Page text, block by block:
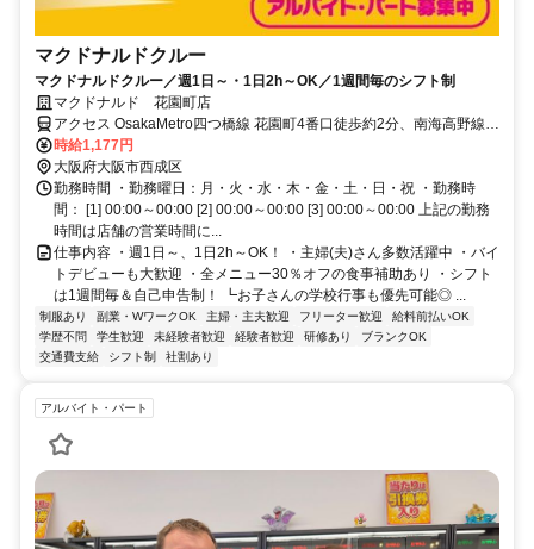
マクドナルドクルー
マクドナルドクルー／週1日～・1日2h～OK／1週間毎のシフト制
マクドナルド 花園町店
アクセス OsakaMetro四つ橋線 花園町4番口徒歩約2分、南海高野線
萩ノ茶屋徒歩約8分、阪堺電気軌道阪堺線 今船徒歩約10分 花園町 [高
速電気軌道第3号線] 萩ノ茶屋 [南海高野線] 今船 [阪堺電軌阪堺線] 西天
下茶屋 [南海汐見橋線] 今池 [阪堺電軌阪堺線]
時給1,177円
大阪府大阪市西成区
勤務時間 ・勤務曜日：月・火・水・木・金・土・日・祝 ・勤務時
間： [1] 00:00～00:00 [2] 00:00～00:00 [3] 00:00～00:00 上記の勤務
時間は店舗の営業時間に...
仕事内容 ・週1日～、1日2h～OK！ ・主婦(夫)さん多数活躍中 ・バイ
トデビューも大歓迎 ・全メニュー30％オフの食事補助あり ・シフト
は1週間毎＆自己申告制！ ┗お子さんの学校行事も優先可能◎ ...
制服あり 副業・WワークOK 主婦・主夫歓迎 フリーター歓迎
給料前払いOK
学歴不問
学生歓迎 未経験者歓迎 経験者歓迎 研修あり
ブランクOK
交通費支給
シフト制 社割あり
アルバイト・パート